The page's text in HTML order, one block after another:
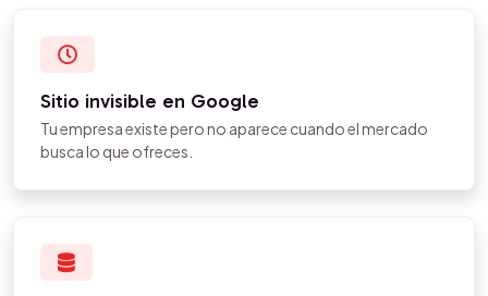
Sitio invisible en Google
Tu empresa existe pero no aparece cuando el mercado
busca lo que ofreces.